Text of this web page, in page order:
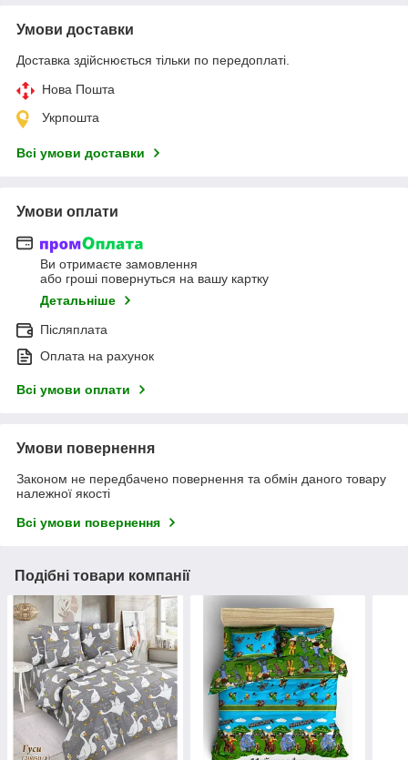
Умови доставки
Доставка здійснюється тільки по передоплаті.
Нова Пошта
Укрпошта
Всі умови доставки
Умови оплати
Ви отримаєте замовлення
або гроші повернуться на вашу картку
Детальніше
Післяплата
Оплата на рахунок
Всі умови оплати
Умови повернення
Законом не передбачено повернення та обмін даного товару
належної якості
Всі умови повернення
Подібні товари компанії